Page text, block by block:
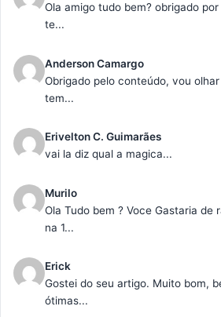
Ola amigo tudo bem? obrigado
te...
Anderson Camargo
Obrigado pelo conteúdo, vou
tem...
Erivelton C. Guimarães
vai la diz qual a magica...
Murilo
Ola Tudo bem ? Voce Gastaria de
na 1...
Erick
Gostei do seu artigo. Muito bom,
ótimas...